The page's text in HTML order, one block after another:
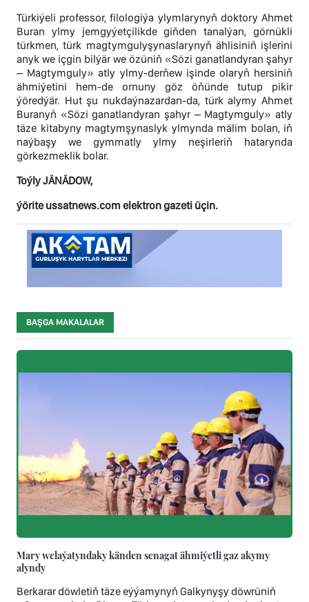
Türkiýeli professor, filologiýa ylymlarynyň doktory Ahmet
Buran ylmy jemgyýetçilikde giňden tanalýan, görnükli
türkmen, türk magtymgulyşynaslarynyň ählisiniň işlerini
anyk we içgin bilýär we özüniň «Sözi ganatlandyran şahyr
– Magtymguly» atly ylmy-derňew işinde olaryň hersiniň
ähmiýetini hem-de ornuny göz öňünde tutup pikir
ýöredýär. Hut şu nukdaýnazardan-da, türk alymy Ahmet
Buranyň «Sözi ganatlandyran şahyr – Magtymguly» atly
täze kitabyny magtymşynaslyk ylmynda mälim bolan, iň
naýbaşy we gymmatly ylmy neşirleriň hatarynda
görkezmeklik bolar.
Toýly JÄNÄDOW,
ýörite ussatnews.com elektron gazeti üçin.
BAŞGA MAKALALAR
Mary welaýatyndaky känden senagat ähmiýetli gaz akymy
alyndy
Berkarar döwletiň täze eýýamynyň Galkynyşy döwrüniň